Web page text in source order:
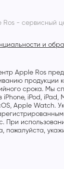
- сервисный
Apple Ros
продукции
срока. Мы
iPhone, iPod, iPad,
Apple Watch.
При
пожалуйста,
и